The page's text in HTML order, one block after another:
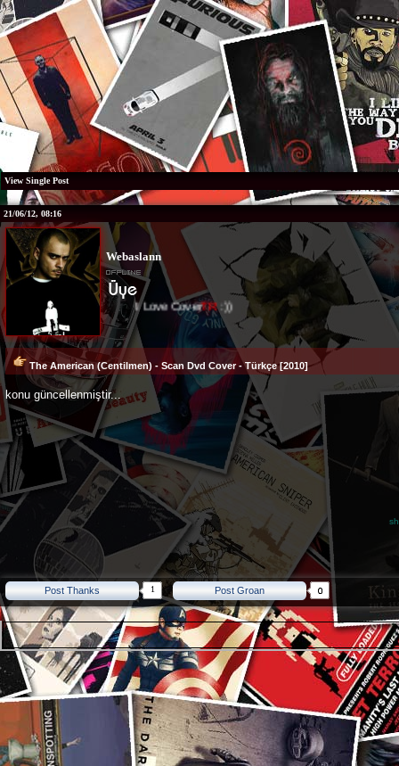
View Single Post
21/06/12, 08:16
Webaslann
I Love CoverTR:))
The American (Centilmen) - Scan Dvd Cover - Türkçe [2010]
konu güncellenmiştir...
Post Thanks 1 Post Groan